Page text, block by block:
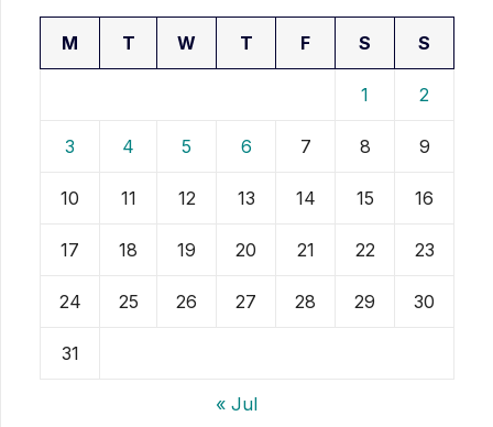
M T W T F S S
1 2
3 4 5 6 7 8 9
10 11 12 13 14 15 16
17 18 19 20 21 22 23
24 25 26 27 28 29 30
31
« Jul